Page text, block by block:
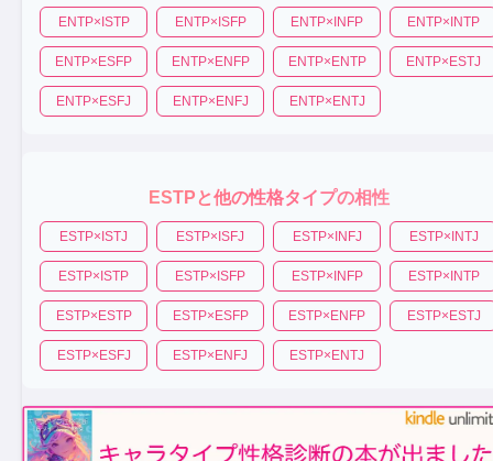
ENTP× ISTP ENTP× ISFP ENTP× INFP ENTP× INTP
ENTP× ESFP ENTP× ENFP ENTP× ENTP ENTP× ESTJ
ENTP× ESFJ ENTP× ENFJ ENTP× ENTJ
ESTP と他の性格タイプの相性
ESTP× ISTJ ESTP× ISFJ ESTP× INFJ ESTP× INTJ
ESTP× ISTP ESTP× ISFP ESTP× INFP ESTP× INTP
ESTP× ESTP ESTP× ESFP ESTP× ENFP ESTP× ESTJ
ESTP× ESFJ ESTP× ENFJ ESTP× ENTJ